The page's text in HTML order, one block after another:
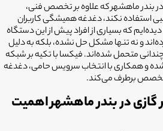
در بندر ماهشهر که علاوه بر تخصص فنی،
استفاده نکند، دغدغه همیشگی کاربران
که بسیاری از افراد پیش از این دستگاه
و نه تنها مشکل حل نشده، بلکه به دلیل
متحمل شده‌اند. فیکسا با تکیه بر شبکه
و همکاری با انتخاب سرویس حامی، دغدغه
برطرف می‌کند.
گازی در بندر ماهشهر اهمیت